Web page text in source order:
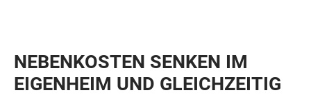
NEBENKOSTEN SENKEN IM
EIGENHEIM UND GLEICHZEITIG